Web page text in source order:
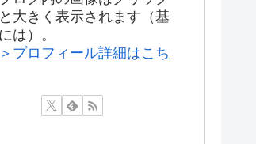
大きく表示されます（基
は）。
プロフィール詳細はこち